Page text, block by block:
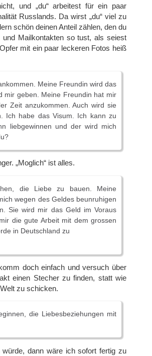
und „du“ arbeitest für ein paar
Russlands. Da wirst „du“ viel zu
schön deinen Anteil zählen, den du
Mailkontakten so tust, als seiest
mit ein paar leckeren Fotos heiß
Meine Freundin wird das
mir geben. Meine Freundin hat mir
Zeit anzukommen. Auch wird sie
Ich habe das Visum. Ich kann zu
liebgewinnen und der wird mich
„Moglich“ ist alles.
die Liebe zu bauen. Meine
wegen des Geldes beunruhigen
Sie wird mir das Geld im Voraus
die gute Arbeit mit dem grossen
in Deutschland zu
doch einfach und versuch über
einen Stecher zu finden, statt wie
zu schicken.
die Liebesbeziehungen mit
würde, dann wäre ich sofort fertig zu